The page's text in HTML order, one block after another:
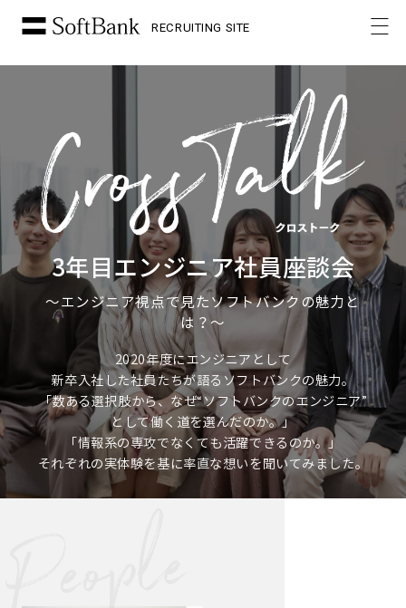
RECRUITING SITE
3年目エンジニア社員座談会
〜エンジニア視点で見たソフトバンクの魅力と
は？〜
2020年度にエンジニアとして
新卒入社した社員たちが語るソフトバンクの魅力。
「数ある選択肢から、なぜ“ソフトバンクのエンジニア”
として働く道を選んだのか。」
「情報系の専攻でなくても活躍できるのか。」
それぞれの実体験を基に率直な想いを聞いてみました。